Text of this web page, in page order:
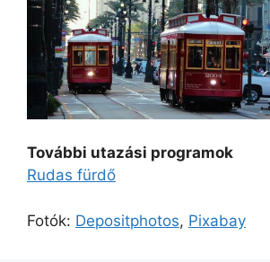
További utazási programok
Rudas fürdő
Fotók: Depositphotos, Pixabay